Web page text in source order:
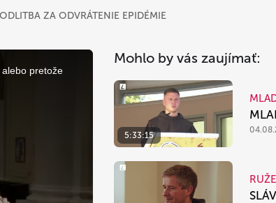
ZA ODVRÁTENIE EPIDÉMIE
pretože
Mohlo by vás zaujímať:
5:33:15